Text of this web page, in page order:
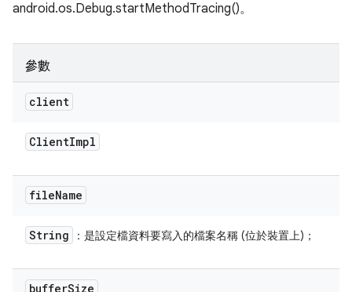
android.os.Debug.startMethodTracing()。
參數
client
ClientImpl
fileName
String ：是設定檔資料要寫入的檔案名稱 (位於裝置上)；
bufferSize